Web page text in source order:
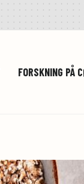
FORSKNING PÅ